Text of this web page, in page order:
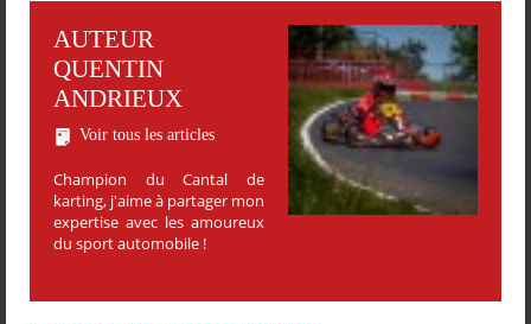
AUTEUR
QUENTIN
ANDRIEUX
Voir tous les articles
Champion du Cantal de
karting, j'aime à partager mon
expertise avec les amoureux
du sport automobile !